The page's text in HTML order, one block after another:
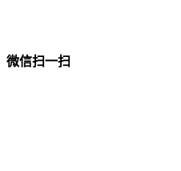
微信扫一扫